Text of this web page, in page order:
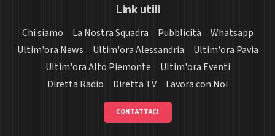
Link utili
Chi siamo La Nostra Squadra Pubblicità
Whatsapp
Ultim'ora News
Ultim'ora Alessandria
Ultim'ora Pavia
Ultim'ora Alto Piemonte
Ultim'ora Eventi
Diretta Radio
Diretta TV Lavora con Noi
CONTATTACI